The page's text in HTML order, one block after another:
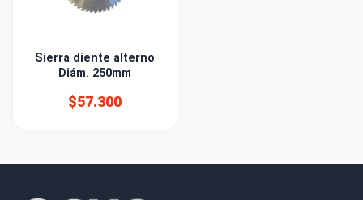
Sierra diente alterno
Diám. 250mm
$57.300